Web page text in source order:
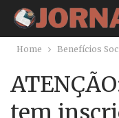
Home Benefícios
tem